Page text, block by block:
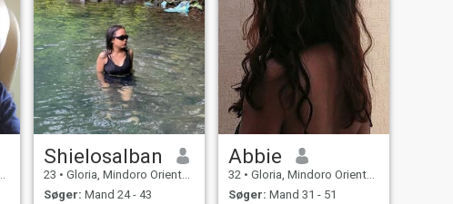
Shielosalban
23 • Gloria, Mindoro Oriental, Filippinerne
Søger: Mand 24 - 43
Abbie
32 • Gloria, Mindoro Oriental, Filippinerne
Søger: Mand 31 - 51